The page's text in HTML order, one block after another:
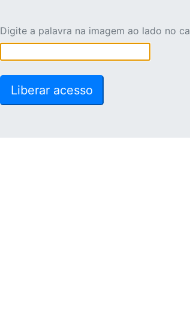
Digite a palavra na imagem ao lado no